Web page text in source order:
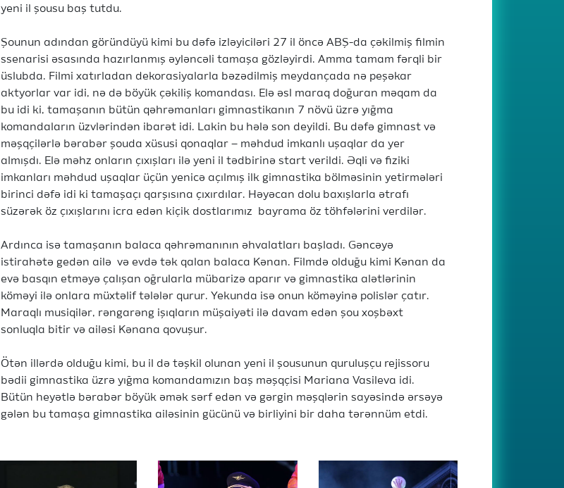
yeni il şousu baş tutdu.
Şounun adından göründüyü kimi bu dəfə izləyiciləri 27 il öncə ABŞ-da çəkilmiş filmin
ssenarisi əsasında hazırlanmış əyləncəli tamaşa gözləyirdi. Amma tamam fərqli bir
üslubda. Filmi xatırladan dekorasiyalarla bəzədilmiş meydançada nə peşəkar
aktyorlar var idi, nə də böyük çəkiliş komandası. Elə əsl maraq doğuran məqam da
bu idi ki, tamaşanın bütün qəhrəmanları gimnastikanın 7 növü üzrə yığma
komandaların üzvlərindən ibarət idi. Lakin bu hələ son deyildi. Bu dəfə gimnast və
məşqçilərlə bərabər şouda xüsusi qonaqlar – məhdud imkanlı uşaqlar da yer
almışdı. Elə məhz onların çıxışları ilə yeni il tədbirinə start verildi. Əqli və fiziki
imkanları məhdud uşaqlar üçün yenicə açılmış ilk gimnastika bölməsinin yetirmələri
birinci dəfə idi ki tamaşaçı qarşısına çıxırdılar. Həyəcan dolu baxışlarla ətrafı
süzərək öz çıxışlarını icra edən kiçik dostlarımız bayrama öz töhfələrini verdilər.
Ardınca isə tamaşanın balaca qəhrəmanının əhvalatları başladı. Gəncəyə
istirahətə gedən ailə və evdə tək qalan balaca Kənan. Filmdə olduğu kimi Kənan da
evə basqın etməyə çalışan oğrularla mübarizə aparır və gimnastika alətlərinin
köməyi ilə onlara müxtəlif tələlər qurur. Yekunda isə onun köməyinə polislər çatır.
Maraqlı musiqilər, rəngarəng işıqların müşaiyəti ilə davam edən şou xoşbəxt
sonluqla bitir və ailəsi Kənana qovuşur.
Ötən illərdə olduğu kimi, bu il də təşkil olunan yeni il şousunun quruluşçu rejissoru
bədii gimnastika üzrə yığma komandamızın baş məşqçisi Mariana Vasileva idi.
Bütün heyətlə bərabər böyük əmək sərf edən və gərgin məşqlərin sayəsində ərsəyə
gələn bu tamaşa gimnastika ailəsinin gücünü və birliyini bir daha tərənnüm etdi.